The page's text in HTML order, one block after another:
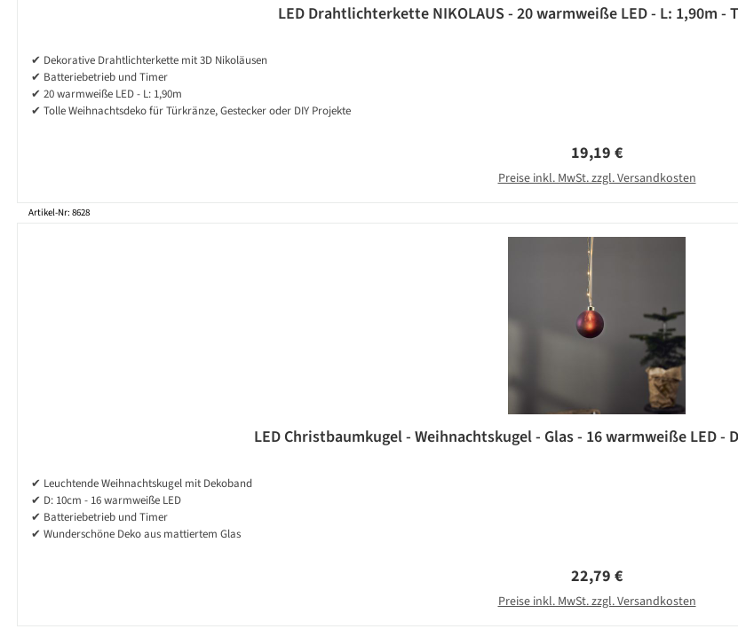
LED Drahtlichterkette NIKOLAUS - 20 warmweiße LED - L: 1,90m
✔ Dekorative Drahtlichterkette mit 3D Nikoläusen
✔ Batteriebetrieb und Timer
✔ 20 warmweiße LED - L: 1,90m
✔ Tolle Weihnachtsdeko für Türkränze, Gestecker oder DIY Projekte
Regulärer Preis:
19,19 €
Preise inkl. MwSt. zzgl. Versandkosten
Artikel-Nr: 8628
LED Christbaumkugel - Weihnachtskugel - Glas - 16 warmweiße LED
✔ Leuchtende Weihnachtskugel mit Dekoband
✔ D: 10cm - 16 warmweiße LED
✔ Batteriebetrieb und Timer
✔ Wunderschöne Deko aus mattiertem Glas
Regulärer Preis:
22,79 €
Preise inkl. MwSt. zzgl. Versandkosten